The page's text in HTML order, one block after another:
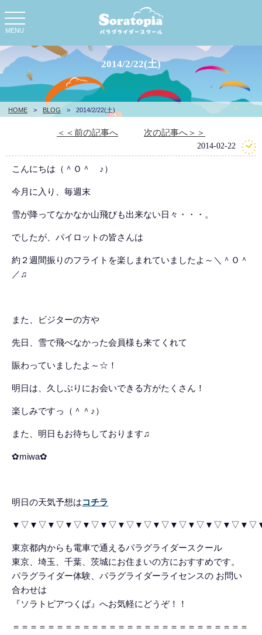
toggle
navigation
MENU
HOME > BLOG > 2014/2/22(土)
2014/2/22(土)
＜＜前の記事へ 次の記事へ＞＞
2014-02-22
こんにちは（＾Ｏ＾ ♪）
今月に入り、毎週末
雪が降ってなかなか山飛びも出来ない日々・・・。
でしたが、パイロットの皆さんは
約２週間振りのフライトを楽しまれていましたよ～＼＾Ｏ＾
／♫
また、ビジターの方や
先日、雪で飛べなかった会員様も来てくれて
賑わっていましたよ～☆！
明日は、久しぶりにお会いできる方がたくさん！
楽しみですっ（＾＾♪）
また、明日もお待ちしております♫
✿miwa✿
明日の天気予想はコチラ
東京都内からも電車で通えるパラグライダースクール
東京、埼玉、千葉、茨城にお住まいの方におすすめです。
パラグライダー体験、パラグライダーライセンスの お問い
合わせは
『ソラトピアつくば』へお気軽にどうぞ！！
＝＝＝＝＝＝＝＝＝＝＝＝＝＝＝＝＝＝＝＝＝＝＝＝＝＝＝